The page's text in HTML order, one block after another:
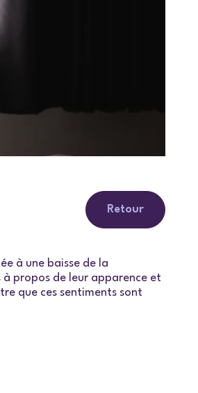
Retour
à une baisse de la
propos de leur apparence et
que ces sentiments sont